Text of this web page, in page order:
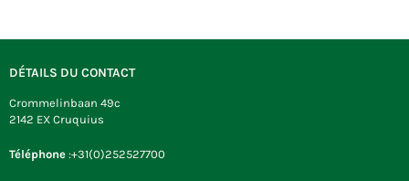
DÉTAILS DU CONTACT
Crommelinbaan 49c
2142 EX Cruquius
Téléphone :+31(0)252527700